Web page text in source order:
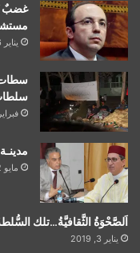
غضبٌ
يناير 16, 2019
فبراير 10, 2019
مايو 12, 2019
اَلصَّحْوَةُ الثَّقافيَّةُ…تلك
يناير 3, 2019